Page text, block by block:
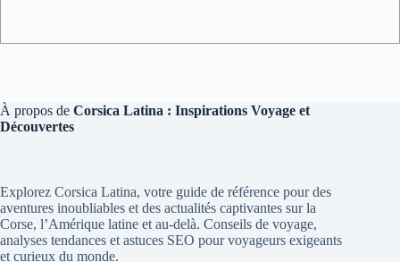
À propos de Corsica Latina : Inspirations Voyage et
Découvertes
Explorez Corsica Latina, votre guide de référence pour des
aventures inoubliables et des actualités captivantes sur la
Corse, l’Amérique latine et au-delà. Conseils de voyage,
analyses tendances et astuces SEO pour voyageurs exigeants
et curieux du monde.